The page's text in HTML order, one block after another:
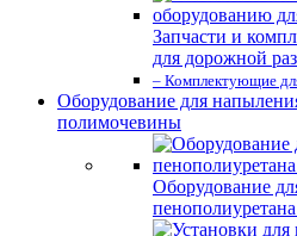
Запчасти и
для дорожной
– Комплектующие
Оборудование для
полимочевины
Оборудование